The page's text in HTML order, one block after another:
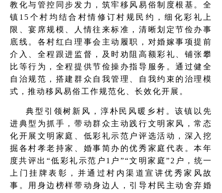
教化与管控同步发力，筑牢移风易俗制度根基。全
镇15个村均结合村情修订村规民约，细化彩礼上
限、宴席规模、人情往来标准，清晰划定节俭办事
底线。各村红白理事会主动履职，对婚嫁事项提前
介入、全程跟进监督，及时劝阻高额彩礼、铺张攀
比等行为，全程提供节俭操办指导服务。通过健全
自治规范，搭建群众自我管理、自我约束的治理模
式，推动移风易俗工作规范化、长效化开展。
典型引领树新风，淳朴民风暖乡村。该镇以先
进典型为抓手，带动群众主动践行文明家风，常态
化开展文明家庭、低彩礼示范户评选活动，深入挖
掘各村孝老持家、婚事简办的优秀家庭代表。本年
度共评出“低彩礼示范户1户”“文明家庭”2户，统一
上门挂牌表彰，并通过村内渠道宣讲优秀家风故
事。用身边榜样带动身边人，引导村民主动舍弃婚